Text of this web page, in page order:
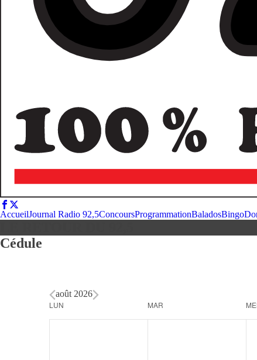
AccueilJournal Radio 92,5ConcoursProgrammationBaladosBingo
Cédule
août 2026
Calendar
of
LUN MAR